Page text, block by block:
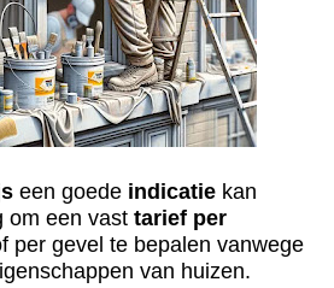
een goede indicatie kan
om een vast tarief per
per gevel te bepalen vanwege
van huizen.